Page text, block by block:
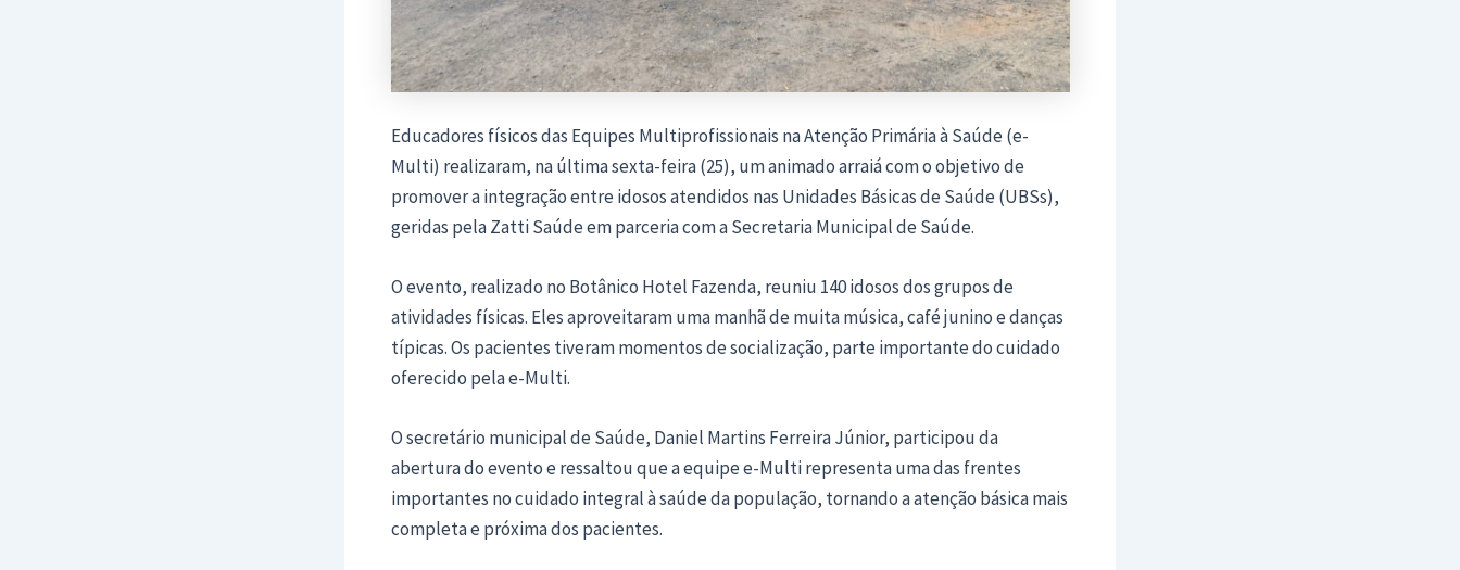
Educadores físicos das Equipes Multiprofissionais na Atenção Primária à Saúde (e-
Multi) realizaram, na última sexta-feira (25), um animado arraiá com o objetivo de
promover a integração entre idosos atendidos nas Unidades Básicas de Saúde (UBSs),
geridas pela Zatti Saúde em parceria com a Secretaria Municipal de Saúde.
O evento, realizado no Botânico Hotel Fazenda, reuniu 140 idosos dos grupos de
atividades físicas. Eles aproveitaram uma manhã de muita música, café junino e danças
típicas. Os pacientes tiveram momentos de socialização, parte importante do cuidado
oferecido pela e-Multi.
O secretário municipal de Saúde, Daniel Martins Ferreira Júnior, participou da
abertura do evento e ressaltou que a equipe e-Multi representa uma das frentes
importantes no cuidado integral à saúde da população, tornando a atenção básica mais
completa e próxima dos pacientes.